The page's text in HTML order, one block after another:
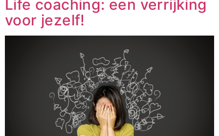
Life coaching: een verrijking
voor jezelf!